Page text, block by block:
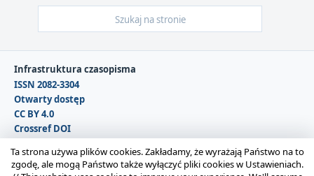
Infrastruktura czasopisma
ISSN 2082-3304
Otwarty dostęp
CC BY 4.0
Crossref DOI
Ta strona używa plików cookies. Zakładamy, że wyrażają Państwo na to
zgodę, ale mogą Państwo także wyłączyć pliki cookies w Ustawieniach.